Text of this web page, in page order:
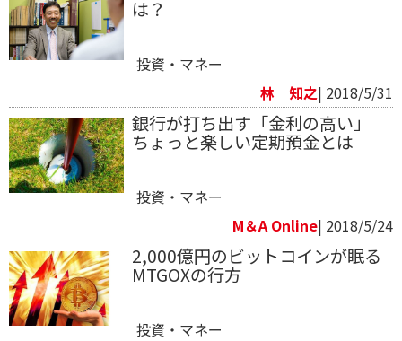
は？
投資・マネー
林 知之| 2018/5/31
銀行が打ち出す「金利の高い」
ちょっと楽しい定期預金とは
投資・マネー
M＆A Online| 2018/5/24
2,000億円のビットコインが眠る
MTGOXの行方
投資・マネー